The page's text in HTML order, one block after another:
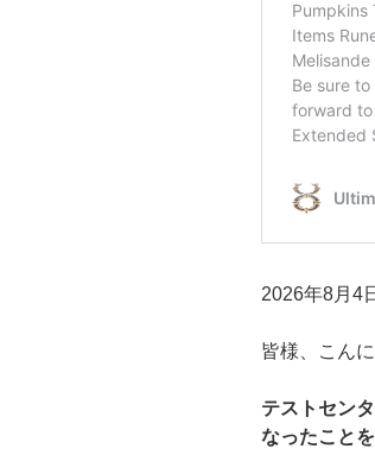
2026年8月4
皆様、こんに
テストセン
なったこと